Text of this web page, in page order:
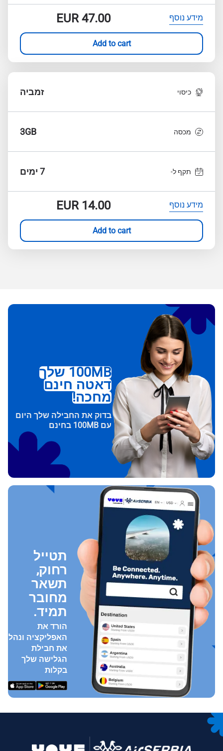
מידע נוסף EUR47.00
Add to cart
כיסוי זמביה
מכסה 3GB
תקף ל- 7 ימים
מידע נוסף EUR14.00
Add to cart
100MB שלך
דאטה חינם
מחכה!
בדוק את החבילה שלך היום
עם 100MB בחינם
תטייל
רחוק,
תשאר
מחובר
תמיד.
הורד את
האפליקציה ונהל
את חבילת
הגלישה שלך
בקלות